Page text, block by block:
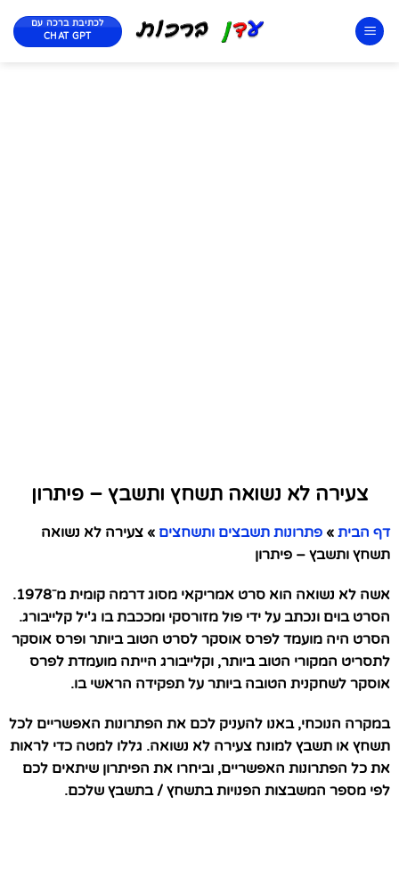
לכתיבת ברכה עם
CHAT GPT
צעירה לא נשואה תשחץ ותשבץ – פיתרון
דף הבית » פתרונות תשבצים ותשחצים » צעירה לא נשואה
תשחץ ותשבץ – פיתרון
אשה לא נשואה הוא סרט אמריקאי מסוג דרמה קומית מ⁻1978.
הסרט בוים ונכתב על ידי פול מזורסקי ומככבת בו ג'יל קלייבורג.
הסרט היה מועמד לפרס אוסקר לסרט הטוב ביותר ופרס אוסקר
לתסריט המקורי הטוב ביותר, וקלייבורג הייתה מועמדת לפרס
אוסקר לשחקנית הטובה ביותר על תפקידה הראשי בו.
במקרה הנוכחי, באנו להעניק לכם את הפתרונות האפשריים לכל
תשחץ או תשבץ למונח צעירה לא נשואה. גללו למטה כדי לראות
את כל הפתרונות האפשריים, וביחרו את הפיתרון שיתאים לכם
לפי מספר המשבצות הפנויות בתשחץ / בתשבץ שלכם.